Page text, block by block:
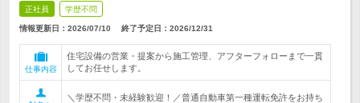
正社員 学歴不問
情報更新日：2026/07/10 終了予定日： 2026/12/31
仕事内容
住宅設備の営業・提案から施工管理、アフターフォローまで一貫
してお任せします。
＼学歴不問・未経験歓迎！／普通自動車第一種運転免許をお持ち